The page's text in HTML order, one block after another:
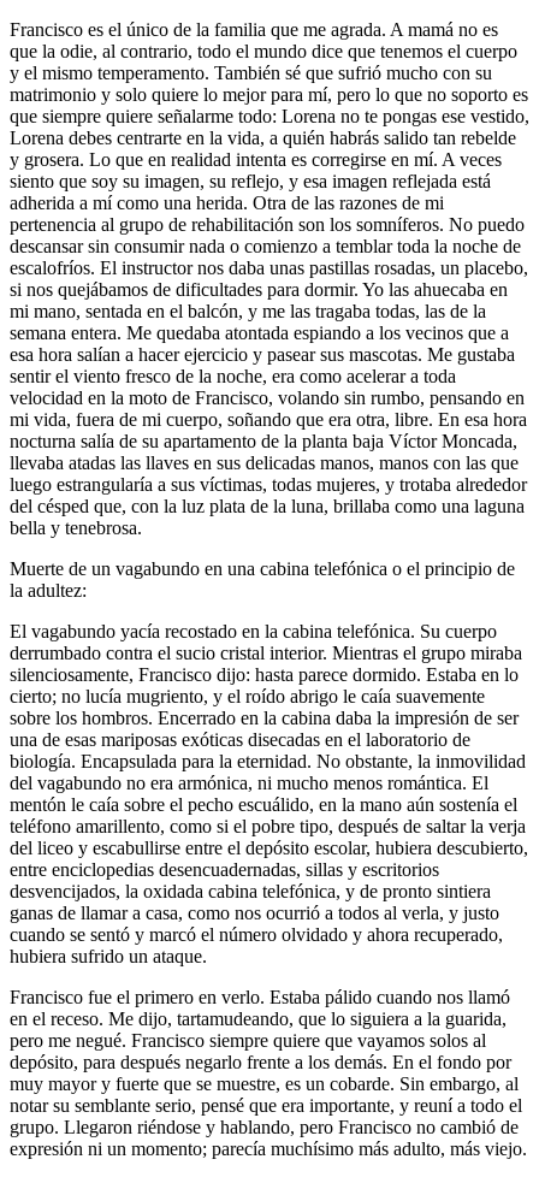
Francisco es el único de la familia que me agrada. A mamá no es
que la odie, al contrario, todo el mundo dice que tenemos el cuerpo
y el mismo temperamento. También sé que sufrió mucho con su
matrimonio y solo quiere lo mejor para mí, pero lo que no soporto es
que siempre quiere señalarme todo: Lorena no te pongas ese vestido,
Lorena debes centrarte en la vida, a quién habrás salido tan rebelde
y grosera. Lo que en realidad intenta es corregirse en mí. A veces
siento que soy su imagen, su reflejo, y esa imagen reflejada está
adherida a mí como una herida. Otra de las razones de mi
pertenencia al grupo de rehabilitación son los somníferos. No puedo
descansar sin consumir nada o comienzo a temblar toda la noche de
escalofríos. El instructor nos daba unas pastillas rosadas, un placebo,
si nos quejábamos de dificultades para dormir. Yo las ahuecaba en
mi mano, sentada en el balcón, y me las tragaba todas, las de la
semana entera. Me quedaba atontada espiando a los vecinos que a
esa hora salían a hacer ejercicio y pasear sus mascotas. Me gustaba
sentir el viento fresco de la noche, era como acelerar a toda
velocidad en la moto de Francisco, volando sin rumbo, pensando en
mi vida, fuera de mi cuerpo, soñando que era otra, libre. En esa hora
nocturna salía de su apartamento de la planta baja Víctor Moncada,
llevaba atadas las llaves en sus delicadas manos, manos con las que
luego estrangularía a sus víctimas, todas mujeres, y trotaba alrededor
del césped que, con la luz plata de la luna, brillaba como una laguna
bella y tenebrosa.
Muerte de un vagabundo en una cabina telefónica o el principio de
la adultez:
El vagabundo yacía recostado en la cabina telefónica. Su cuerpo
derrumbado contra el sucio cristal interior. Mientras el grupo miraba
silenciosamente, Francisco dijo: hasta parece dormido. Estaba en lo
cierto; no lucía mugriento, y el roído abrigo le caía suavemente
sobre los hombros. Encerrado en la cabina daba la impresión de ser
una de esas mariposas exóticas disecadas en el laboratorio de
biología. Encapsulada para la eternidad. No obstante, la inmovilidad
del vagabundo no era armónica, ni mucho menos romántica. El
mentón le caía sobre el pecho escuálido, en la mano aún sostenía el
teléfono amarillento, como si el pobre tipo, después de saltar la verja
del liceo y escabullirse entre el depósito escolar, hubiera descubierto,
entre enciclopedias desencuadernadas, sillas y escritorios
desvencijados, la oxidada cabina telefónica, y de pronto sintiera
ganas de llamar a casa, como nos ocurrió a todos al verla, y justo
cuando se sentó y marcó el número olvidado y ahora recuperado,
hubiera sufrido un ataque.
Francisco fue el primero en verlo. Estaba pálido cuando nos llamó
en el receso. Me dijo, tartamudeando, que lo siguiera a la guarida,
pero me negué. Francisco siempre quiere que vayamos solos al
depósito, para después negarlo frente a los demás. En el fondo por
muy mayor y fuerte que se muestre, es un cobarde. Sin embargo, al
notar su semblante serio, pensé que era importante, y reuní a todo el
grupo. Llegaron riéndose y hablando, pero Francisco no cambió de
expresión ni un momento; parecía muchísimo más adulto, más viejo.